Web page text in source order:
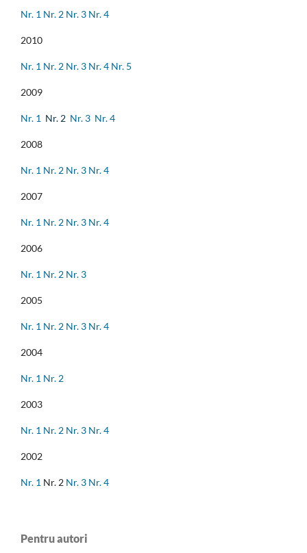
Nr. 1 Nr. 2 Nr. 3 Nr. 4
2010
Nr. 1 Nr. 2 Nr. 3 Nr. 4 Nr. 5
2009
Nr. 1 Nr. 2 Nr. 3 Nr. 4
2008
Nr. 1 Nr. 2 Nr. 3 Nr. 4
2007
Nr. 1 Nr. 2 Nr. 3 Nr. 4
2006
Nr. 1 Nr. 2 Nr. 3
2005
Nr. 1 Nr. 2 Nr. 3 Nr. 4
2004
Nr. 1 Nr. 2
2003
Nr. 1 Nr. 2 Nr. 3 Nr. 4
2002
Nr. 1 Nr. 2 Nr. 3 Nr. 4
Pentru autori